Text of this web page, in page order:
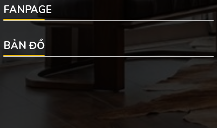
FANPAGE
BẢN ĐỒ